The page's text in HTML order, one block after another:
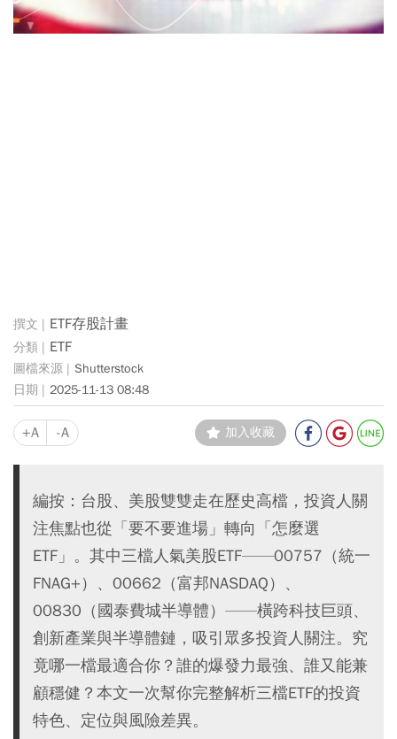
ETF存股計畫
ETF
Shutterstock
2025-11-13 08:48
+A -A 加入收藏
編按：台股、美股雙雙走在歷史高檔，投資人關
注焦點也從「要不要進場」轉向「怎麼選
ETF」。其中三檔人氣美股ETF——00757（統一
FNAG+）、00662（富邦NASDAQ）、
00830（國泰費城半導體）——橫跨科技巨頭、
創新產業與半導體鏈，吸引眾多投資人關注。究
竟哪一檔最適合你？誰的爆發力最強、誰又能兼
顧穩健？本文一次幫你完整解析三檔ETF的投資
特色、定位與風險差異。